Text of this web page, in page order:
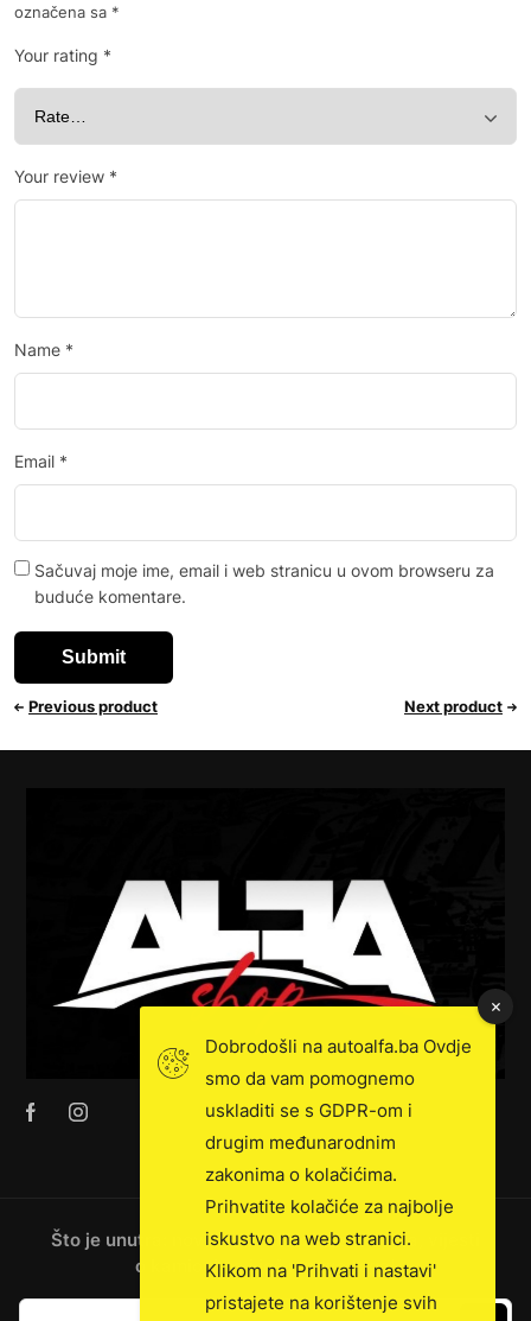
označena sa *
Your rating *
Your review *
Name *
Email *
Sačuvaj moje ime, email i web stranicu u ovom browseru za
buduće komentare.
Previous product Next product
Što je unutra: novosti, ekskluzivna prodaja, vijesti
o kamionima i još mnogo toga!
Dobrodošli na autoalfa.ba Ovdje
smo da vam pomognemo
uskladiti se s GDPR-om i
drugim međunarodnim
zakonima o kolačićima.
Prihvatite kolačiće za najbolje
iskustvo na web stranici.
Klikom na 'Prihvati i nastavi'
pristajete na korištenje svih